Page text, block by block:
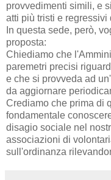
provvedimenti simili, e
atti più tristi e
In questa sede, però,
proposta:
Chiediamo che
paremetri precisi
e che si provveda ad
da aggiornare
Crediamo che prima di
fondamentale
disagio sociale nel
associazioni di
sull'ordinanza